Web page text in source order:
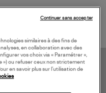
similaires à des fins de
en collaboration avec des
vos choix via « Paramétrer »,
») ou refuser ceux non strictement
en savoir plus sur l’utilisation de
Continuer sans accepter